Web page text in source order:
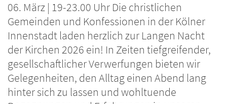
06. März | 19-23.00 Uhr Die christlichen
Gemeinden und Konfessionen in der Kölner
Innenstadt laden herzlich zur Langen Nacht
der Kirchen 2026 ein! In Zeiten tiefgreifender,
gesellschaftlicher Verwerfungen bieten wir
Gelegenheiten, den Alltag einen Abend lang
hinter sich zu lassen und wohltuende